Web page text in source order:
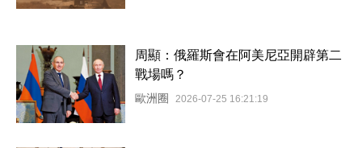
周顯：俄羅斯會在阿美尼亞開辟第二
戰場嗎？
歐洲圈 2026-07-25 16:21:19